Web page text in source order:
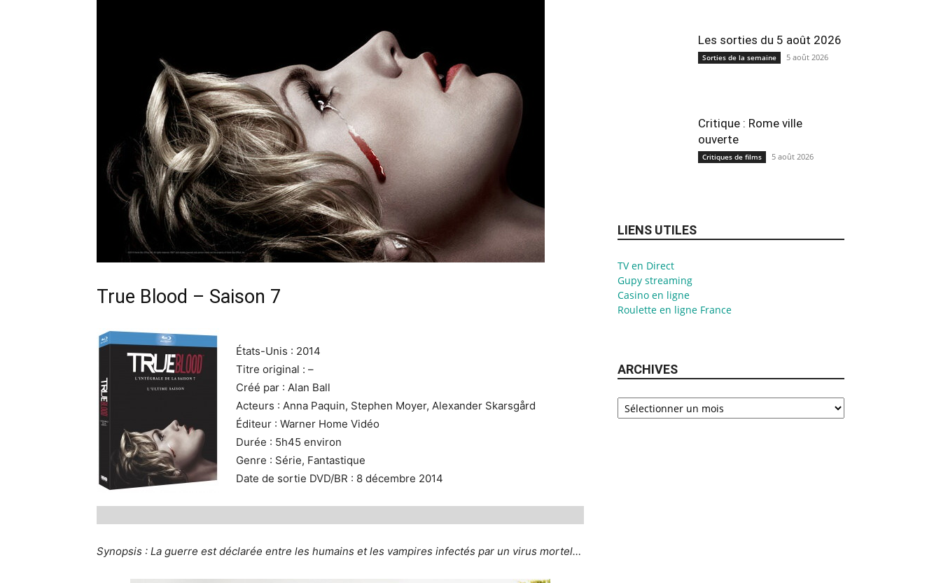
True Blood – Saison 7
États-Unis : 2014
Titre original : –
Créé par : Alan Ball
Acteurs : Anna Paquin, Stephen Moyer, Alexander Skarsgård
Éditeur : Warner Home Vidéo
Durée : 5h45 environ
Genre : Série, Fantastique
Date de sortie DVD/BR : 8 décembre 2014
Synopsis : La guerre est déclarée entre les humains et les vampires infectés par un virus mortel…
Les sorties du 5 août 2026
Sorties de la semaine 5 août 2026
Critique : Rome ville
ouverte
Critiques de films 5 août 2026
LIENS UTILES
TV en Direct
Gupy streaming
Casino en ligne
Roulette en ligne France
ARCHIVES
Archives